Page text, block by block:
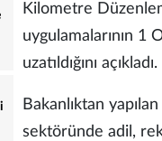
Kilometre
uygulamalarının 1
uzatıldığını açıkladı.
Bakanlıktan
sektöründe adil,